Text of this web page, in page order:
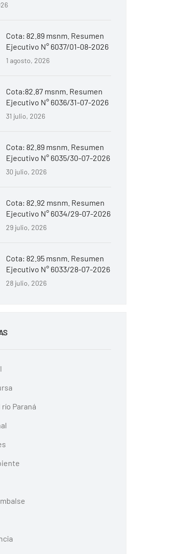
Cota: 82.89 msnm. Resumen
Ejecutivo N° 6037/01-08-2026
1 agosto, 2026
Cota:82.87 msnm. Resumen
Ejecutivo N° 6036/31-07-2026
31 julio, 2026
Cota: 82.89 msnm. Resumen
Ejecutivo N° 6035/30-07-2026
30 julio, 2026
Cota: 82.92 msnm. Resumen
Ejecutivo N° 6034/29-07-2026
29 julio, 2026
Cota: 82.95 msnm. Resumen
Ejecutivo N° 6033/28-07-2026
28 julio, 2026
Paraná